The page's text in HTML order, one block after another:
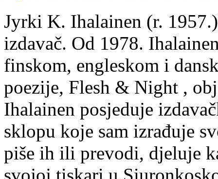
Jyrki K. Ihalainen (r.
izdavač. Od 1978.
finskom, engleskom i
poezije, Flesh & Night ,
Ihalainen posjeduje
sklopu koje sam izrađuje
piše ih ili prevodi, djeluje